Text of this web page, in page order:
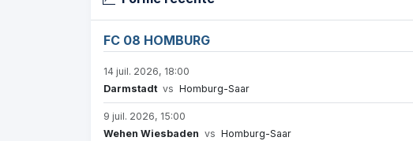
FC 08 HOMBURG
14 juil. 2026, 18:00
Darmstadt vs Homburg-Saar
9 juil. 2026, 15:00
Wehen Wiesbaden vs Homburg-Saar